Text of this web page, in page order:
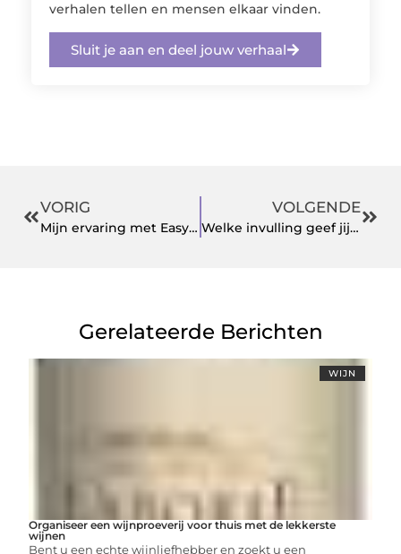
verhalen tellen en mensen elkaar vinden.
Sluit je aan en deel jouw verhaal
VORIG
Mijn ervaring met Easymeeting
VOLGENDE
Welke invulling geef jij aan jouw kerst?
Gerelateerde Berichten
WIJN
Organiseer een wijnproeverij voor thuis met de lekkerste
wijnen
Bent u een echte wijnliefhebber en zoekt u een